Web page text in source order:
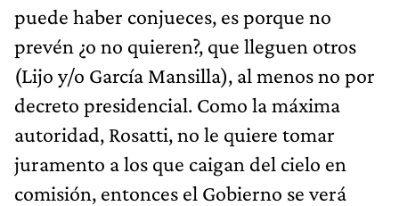
puede haber conjueces, es porque no
prevén ¿o no quieren?, que lleguen otros
(Lijo y/o García Mansilla), al menos no por
decreto presidencial. Como la máxima
autoridad, Rosatti, no le quiere tomar
juramento a los que caigan del cielo en
comisión, entonces el Gobierno se verá